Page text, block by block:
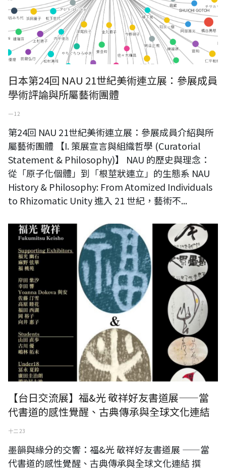
日本第24回 NAU 21世紀美術連立展：參展成員
學術評論與所屬藝術團體
一 12
第24回 NAU 21世紀美術連立展：參展成員介紹與所
屬藝術團體 【I. 策展宣言與組織哲學 (Curatorial
Statement & Philosophy)】 NAU 的歷史與理念：
從「原子化個體」到「根莖狀連立」的生態系 NAU
History & Philosophy: From Atomized Individuals
to Rhizomatic Unity 進入 21 世紀，藝術不...
【台日交流展】福&光 敬祥好友書道展——當
代書道的感性覺醒、古典傳承與全球文化連結
十二 23
墨韻與緣分的交響：福&光 敬祥好友書道展 ——當
代書道的感性覺醒、古典傳承與全球文化連結 撰